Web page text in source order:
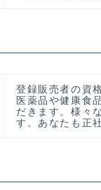
登録販売者の資
医薬品や健康食
だきます。様々
す。あなたも正